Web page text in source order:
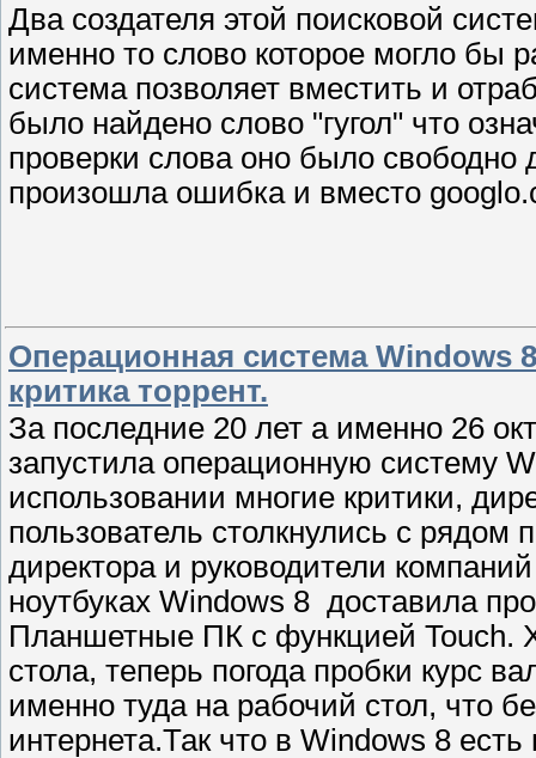
Два создателя этой поисковой
именно то слово которое могло бы
система позволяет вместить и
было найдено слово "гугол" что
проверки слова оно было свободно
произошла ошибка и вместо
Операционная система Windows
критика торрент.
За последние 20 лет а именно 26
запустила операционную систему
использовании многие критики,
пользователь столкнулись с рядом
директора и руководители
ноутбуках Windows 8 доставила
Планшетные ПК с функцией Touch.
стола, теперь погода пробки курс
именно туда на рабочий стол, что
интернета.Так что в Windows 8